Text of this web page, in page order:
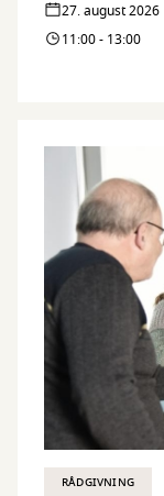
Så kom og vær med
27. august 2026
11:00 - 13:00
RÅDGIVNING